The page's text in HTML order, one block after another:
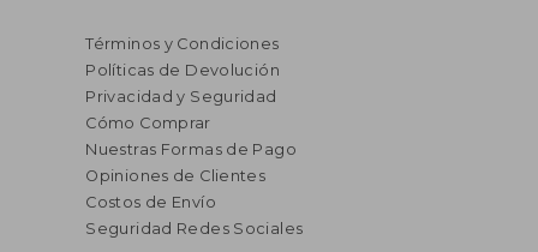
Términos y Condiciones
Políticas de Devolución
Privacidad y Seguridad
Cómo Comprar
Nuestras Formas de Pago
Opiniones de Clientes
Costos de Envío
Seguridad Redes Sociales